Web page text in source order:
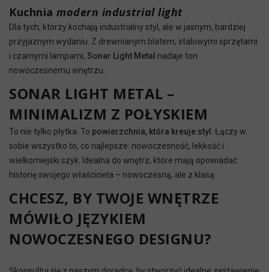
Kuchnia modern industrial light
Dla tych, którzy kochają industrialny styl, ale w jasnym, bardziej
przyjaznym wydaniu. Z drewnianym blatem, stalowymi sprzętami
i czarnymi lampami, Sonar Light Metal nadaje ton
nowoczesnemu wnętrzu.
SONAR LIGHT METAL –
MINIMALIZM Z POŁYSKIEM
To nie tylko płytka. To powierzchnia, która kreuje styl . Łączy w
sobie wszystko to, co najlepsze: nowoczesność, lekkość i
wielkomiejski szyk. Idealna do wnętrz, które mają opowiadać
historię swojego właściciela – nowoczesną, ale z klasą.
CHCESZ, BY TWOJE WNĘTRZE
MÓWIŁO JĘZYKIEM
NOWOCZESNEGO DESIGNU?